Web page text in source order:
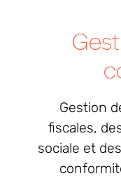
Gestion
fiscales,
sociale et